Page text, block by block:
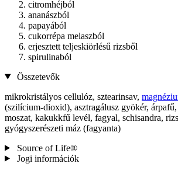
citromhéjból
ananászból
papayából
cukorrépa melaszból
erjesztett teljeskiörlésű rizsből
spirulinaból
Összetevők
mikrokristályos cellulóz, sztearinsav,
(szilícium-dioxid), asztragálusz gyökér,
moszat, kakukkfű levél, fagyal, schisandra,
gyógyszerészeti máz (fagyanta)
Source of Life®
Jogi információk